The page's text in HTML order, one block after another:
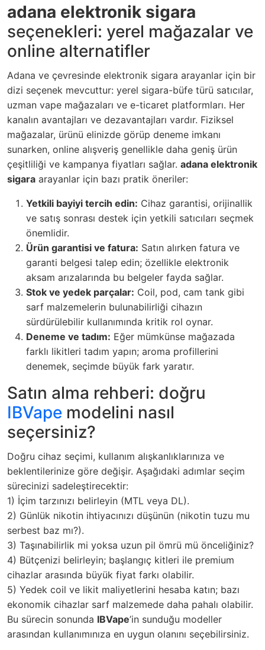
adana elektronik sigara
seçenekleri: yerel mağazalar ve
online alternatifler
Adana ve çevresinde elektronik sigara arayanlar için bir
dizi seçenek mevcuttur: yerel sigara-büfe türü satıcılar,
uzman vape mağazaları ve e-ticaret platformları. Her
kanalın avantajları ve dezavantajları vardır. Fiziksel
mağazalar, ürünü elinizde görüp deneme imkanı
sunarken, online alışveriş genellikle daha geniş ürün
çeşitliliği ve kampanya fiyatları sağlar. adana elektronik
sigara arayanlar için bazı pratik öneriler:
Yetkili bayiyi tercih edin: Cihaz garantisi, orijinallik
ve satış sonrası destek için yetkili satıcıları seçmek
önemlidir.
Ürün garantisi ve fatura: Satın alırken fatura ve
garanti belgesi talep edin; özellikle elektronik
aksam arızalarında bu belgeler fayda sağlar.
Stok ve yedek parçalar: Coil, pod, cam tank gibi
sarf malzemelerin bulunabilirliği cihazın
sürdürülebilir kullanımında kritik rol oynar.
Deneme ve tadım: Eğer mümkünse mağazada
farklı likitleri tadım yapın; aroma profillerini
denemek, seçimde büyük fark yaratır.
Satın alma rehberi: doğru
IBVape modelini nasıl
seçersiniz?
Doğru cihaz seçimi, kullanım alışkanlıklarınıza ve
beklentilerinize göre değişir. Aşağıdaki adımlar seçim
sürecinizi sadeleştirecektir:
1) İçim tarzınızı belirleyin (MTL veya DL).
2) Günlük nikotin ihtiyacınızı düşünün (nikotin tuzu mu
serbest baz mı?).
3) Taşınabilirlik mi yoksa uzun pil ömrü mü önceliğiniz?
4) Bütçenizi belirleyin; başlangıç kitleri ile premium
cihazlar arasında büyük fiyat farkı olabilir.
5) Yedek coil ve likit maliyetlerini hesaba katın; bazı
ekonomik cihazlar sarf malzemede daha pahalı olabilir.
Bu sürecin sonunda IBVape’in sunduğu modeller
arasından kullanımınıza en uygun olanını seçebilirsiniz.